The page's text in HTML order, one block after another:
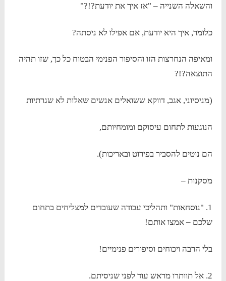
והשאלה השנייה – "אז איך את יודעת?!?"
כלומר, איך היא יודעת, אם אפילו לא ניסתה?
ומאיפה הנחרצות הזו והסיפור הפנימי הבטוח כל כך, שזו תהיה
התוצאה?!?
(מניסיוני, אגב, דווקא ששואלים אנשים שאלות לא שגרתיות
הנוגעות לתחום עיסוקם ומומחיותם,
הם נוטים להסביר בפירוט ובאריכות).
מסקנות –
1. "נוסחאות" ותהליכי עבודה שעובדים למצליחים בתחום
שלכם – אמצו אותם!
בלי הרבה ויכוחים וסיפורים פנימיים!
2. אל תוותרו מראש עוד לפני שניסיתם.